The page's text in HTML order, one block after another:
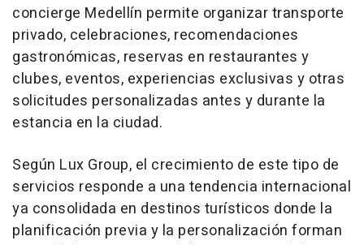
concierge Medellín permite organizar transporte
privado, celebraciones, recomendaciones
gastronómicas, reservas en restaurantes y
clubes, eventos, experiencias exclusivas y otras
solicitudes personalizadas antes y durante la
estancia en la ciudad.
Según Lux Group, el crecimiento de este tipo de
servicios responde a una tendencia internacional
ya consolidada en destinos turísticos donde la
planificación previa y la personalización forman